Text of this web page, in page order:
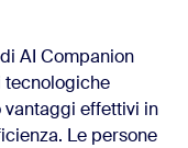
AI Companion
tecnologiche
effettivi in
Le persone